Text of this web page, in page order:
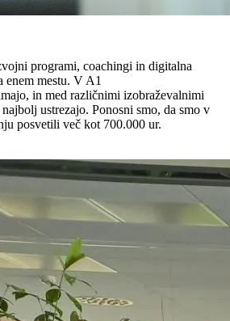
programi, coachingi in digitalna
enem mestu. V A1
in med različnimi izobraževalnimi
ustrezajo. Ponosni smo, da smo v
posvetili več kot 700.000 ur.